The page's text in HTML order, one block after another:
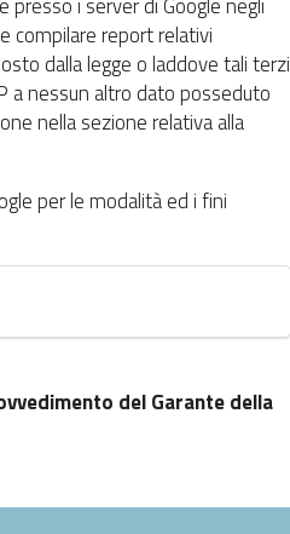
compilare report relativi
dalla legge o laddove tali terzi
a nessun altro dato posseduto
nella sezione relativa alla
per le modalità ed i fini
del Garante della